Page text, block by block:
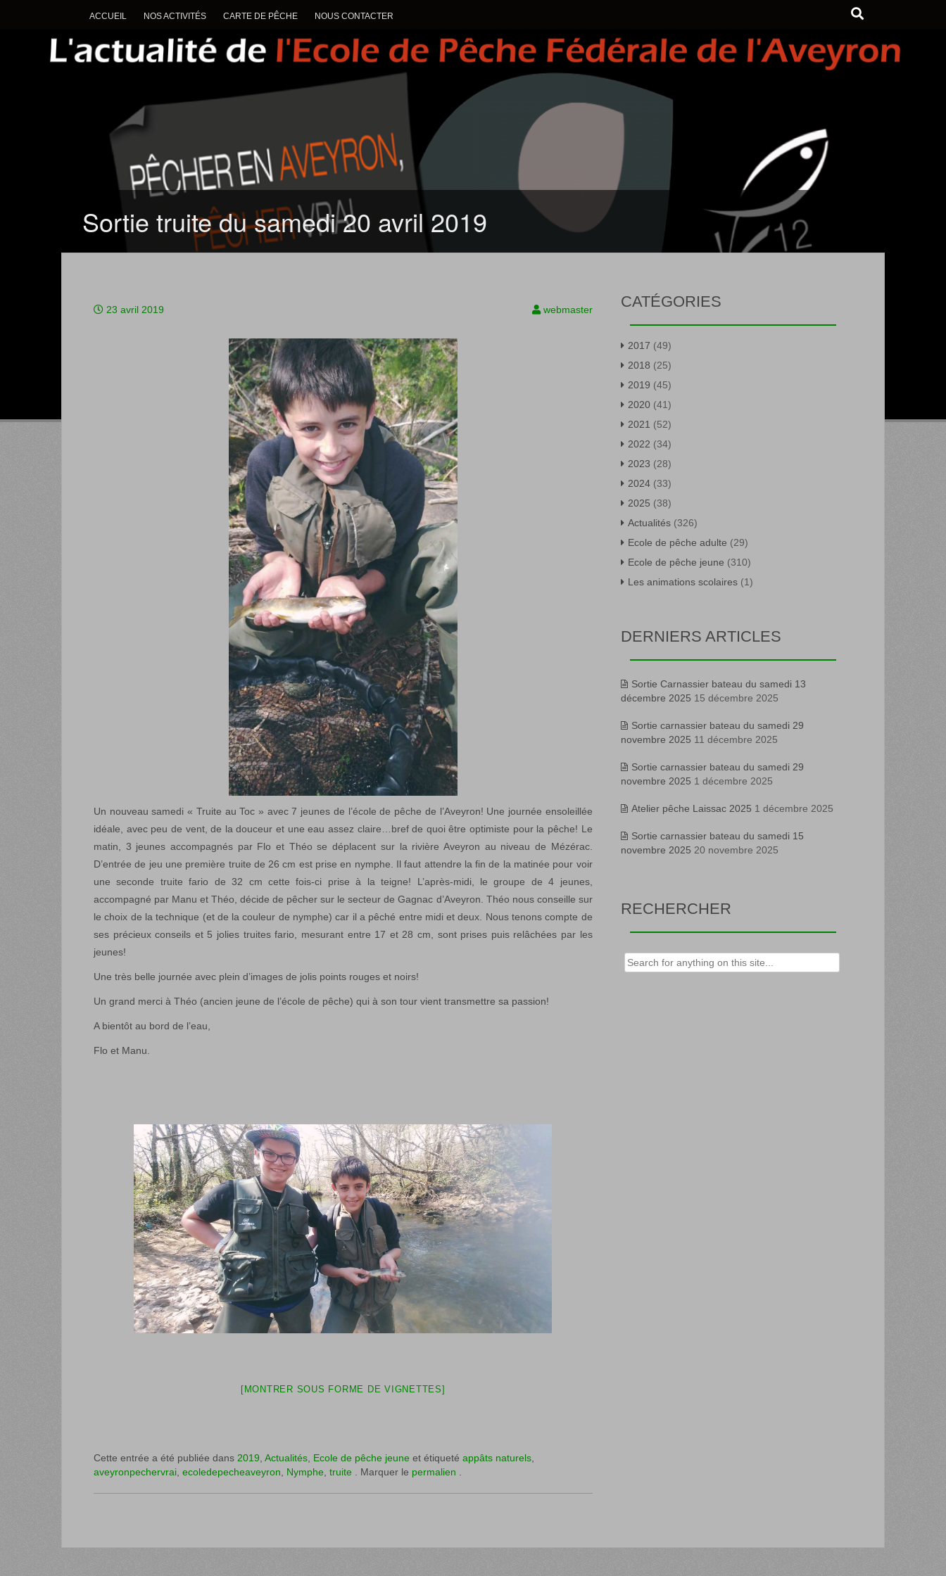
ACCUEIL NOS ACTIVITÉS CARTE DE PÊCHE NOUS CONTACTER
Sortie truite du samedi 20 avril 2019
23 avril 2019 webmaster
Un nouveau samedi « Truite au Toc » avec 7 jeunes de l’école de pêche de l’Aveyron! Une journée ensoleillée
idéale, avec peu de vent, de la douceur et une eau assez claire…bref de quoi être optimiste pour la pêche! Le
matin, 3 jeunes accompagnés par Flo et Théo se déplacent sur la rivière Aveyron au niveau de Mézérac.
D’entrée de jeu une première truite de 26 cm est prise en nymphe. Il faut attendre la fin de la matinée pour voir
une seconde truite fario de 32 cm cette fois-ci prise à la teigne! L’après-midi, le groupe de 4 jeunes,
accompagné par Manu et Théo, décide de pêcher sur le secteur de Gagnac d’Aveyron. Théo nous conseille sur
le choix de la technique (et de la couleur de nymphe) car il a pêché entre midi et deux. Nous tenons compte de
ses précieux conseils et 5 jolies truites fario, mesurant entre 17 et 28 cm, sont prises puis relâchées par les
jeunes!
Une très belle journée avec plein d’images de jolis points rouges et noirs!
Un grand merci à Théo (ancien jeune de l’école de pêche) qui à son tour vient transmettre sa passion!
A bientôt au bord de l’eau,
Flo et Manu.
[MONTRER SOUS FORME DE VIGNETTES]
Cette entrée a été publiée dans 2019 Actualités Ecole de pêche jeune et étiqueté appâts naturels
aveyronpechervrai ecoledepecheaveyron Nymphe truite . Marquer le permalien
CATÉGORIES
2017 (49)
2018 (25)
2019 (45)
2020(41)
2021 (52)
2022 (34)
2023 (28)
2024(33)
2025 (38)
Actualités(326)
Ecole de pêche adulte (29)
Ecole de pêche jeune (310)
Les animations scolaires(1)
DERNIERS ARTICLES
Sortie Carnassier bateau du samedi 13
décembre 2025 15 décembre 2025
Sortie carnassier bateau du samedi 29
novembre 2025 11 décembre 2025
Sortie carnassier bateau du samedi 29
novembre 2025 1 décembre 2025
Atelier pêche Laissac 2025 1 décembre 2025
Sortie carnassier bateau du samedi 15
novembre 2025 20 novembre 2025
RECHERCHER
Rechercher :